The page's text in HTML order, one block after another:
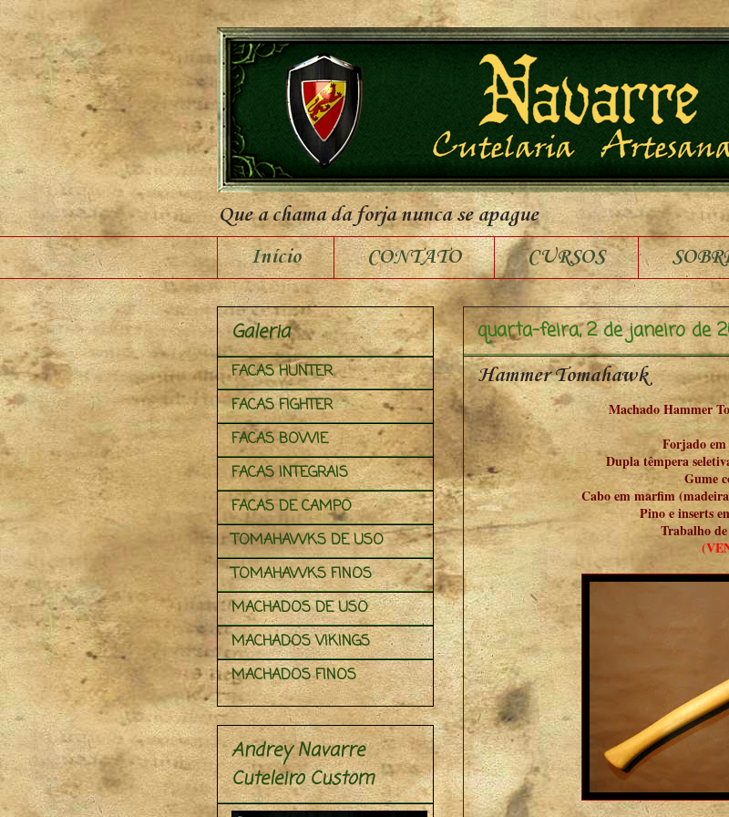
Que a chama da forja nunca se apague
Início
CONTATO CURSOS
quarta-feira, 2 de janeiro de
Hammer Tomahawk
Machado Hammer
Forjado em
Dupla têmpera
Gume
Cabo em marfim
Pino e inserts
Trabalho
Galeria
FACAS HUNTER
FACAS FIGHTER
FACAS BOWIE
FACAS INTEGRAIS
FACAS DE CAMPO
TOMAHAWKS DE USO
TOMAHAWKS FINOS
MACHADOS DE USO
MACHADOS VIKINGS
MACHADOS FINOS
Andrey Navarre
Cuteleiro Custom